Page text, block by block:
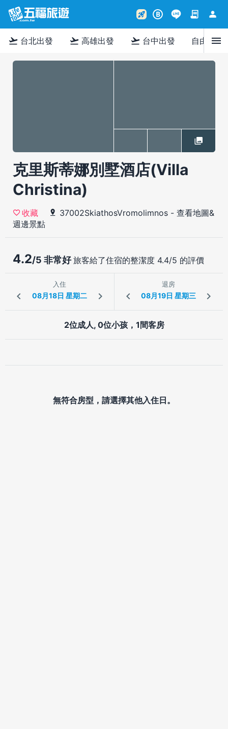
rocket_launch B contract person
flight_takeoff 台北出發 flight_takeoff 高雄出發 flight_takeoff 台中出發 自由行menu
克里斯蒂娜別墅酒店(Villa
Christina)
收藏 37002SkiathosVromolimnos - 查看地圖&
週邊景點
4.2/5 非常好旅客給了住宿的整潔度 4.4/5 的評價
入住 退房
2位成人, 0位小孩，1間客房
無符合房型，請選擇其他入住日。